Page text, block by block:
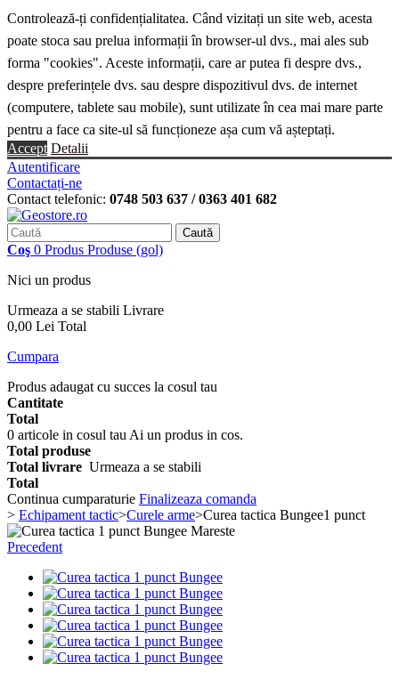
Controlează-ți confidențialitatea. Când vizitați un site web, acesta
poate stoca sau prelua informații în browser-ul dvs., mai ales sub
forma "cookies". Aceste informații, care ar putea fi despre dvs.,
despre preferințele dvs. sau despre dispozitivul dvs. de internet
(computere, tablete sau mobile), sunt utilizate în cea mai mare parte
pentru a face ca site-ul să funcționeze așa cum vă așteptați.
Accept Detalii
Autentificare
Contactați-ne
Contact telefonic: 0748 503 637 / 0363 401 682
Caută
Coş 0 Produs Produse (gol)
Nici un produs
Urmeaza a se stabili Livrare
0,00 Lei Total
Cumpara
Produs adaugat cu succes la cosul tau
Cantitate
Total
0 articole in cosul tau Ai un produs in cos.
Total produse
Total livrare Urmeaza a se stabili
Total
Continua cumparaturie Finalizeaza comanda
> Echipament tactic>Curele arme>Curea tactica Bungee1 punct
Mareste
Precedent